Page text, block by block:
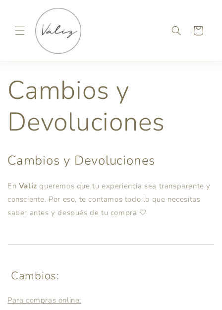
content
Cart
Cambios y
Devoluciones
Cambios y Devoluciones
En Valiz queremos que tu experiencia sea transparente y
consciente. Por eso, te contamos todo lo que necesitas
saber antes y después de tu compra 🤍
Cambios:
Para compras online: